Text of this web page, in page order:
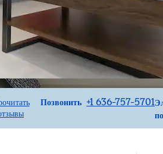
Позвонить
Звоните +1 636-757-5701